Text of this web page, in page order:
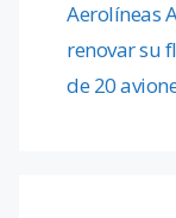
Aerolíneas
renovar su
de 20